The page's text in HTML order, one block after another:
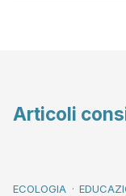
Articoli
ECOLOGIA